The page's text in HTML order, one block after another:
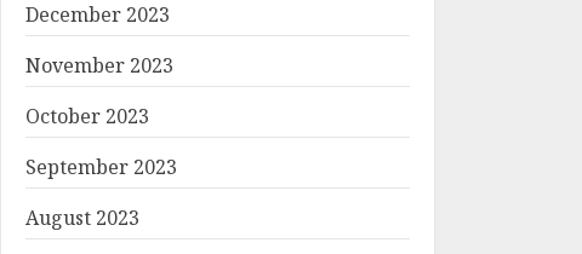
December 2023
November 2023
October 2023
September 2023
August 2023